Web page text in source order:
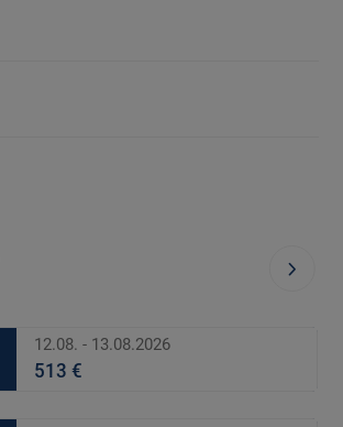
12.08. - 13.08.2026
513 €